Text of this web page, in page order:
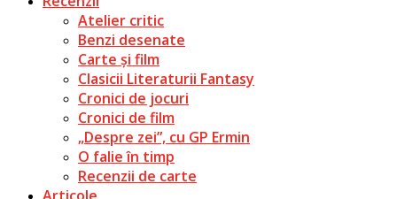
Atelier critic
Benzi desenate
Carte și film
Clasicii Literaturii Fantasy
Cronici de jocuri
Cronici de film
„Despre zei”, cu GP Ermin
O falie în timp
Recenzii de carte